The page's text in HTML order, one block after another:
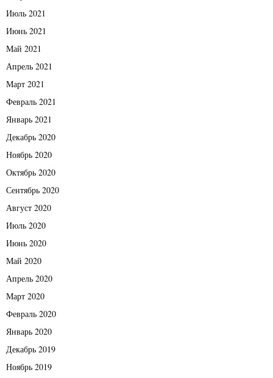
Июль 2021
Июнь 2021
Май 2021
Апрель 2021
Март 2021
Февраль 2021
Январь 2021
Декабрь 2020
Ноябрь 2020
Октябрь 2020
Сентябрь 2020
Август 2020
Июль 2020
Июнь 2020
Май 2020
Апрель 2020
Март 2020
Февраль 2020
Январь 2020
Декабрь 2019
Ноябрь 2019